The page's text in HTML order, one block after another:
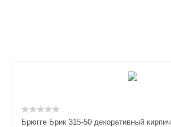
Брюгге Брик 315-50 декоративный кирпич